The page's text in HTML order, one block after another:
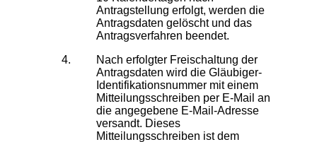
Antragstellung erfolgt, werden die
Antragsdaten gelöscht und das
Antragsverfahren beendet.
Nach erfolgter Freischaltung der
Antragsdaten wird die Gläubiger-
Identifikationsnummer mit einem
Mitteilungsschreiben per E-Mail an
die angegebene E-Mail-Adresse
versandt. Dieses
Mitteilungsschreiben ist dem